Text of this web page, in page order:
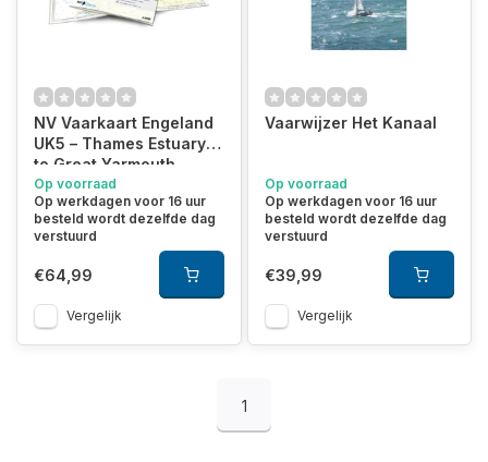
NV Vaarkaart Engeland
UK5 – Thames Estuary
to Great Yarmouth
Op voorraad
Op werkdagen voor 16 uur
besteld wordt dezelfde dag
verstuurd
€64,99
Vergelijk
Vaarwijzer Het Kanaal
Op voorraad
Op werkdagen voor 16 uur
besteld wordt dezelfde dag
verstuurd
€39,99
Vergelijk
1